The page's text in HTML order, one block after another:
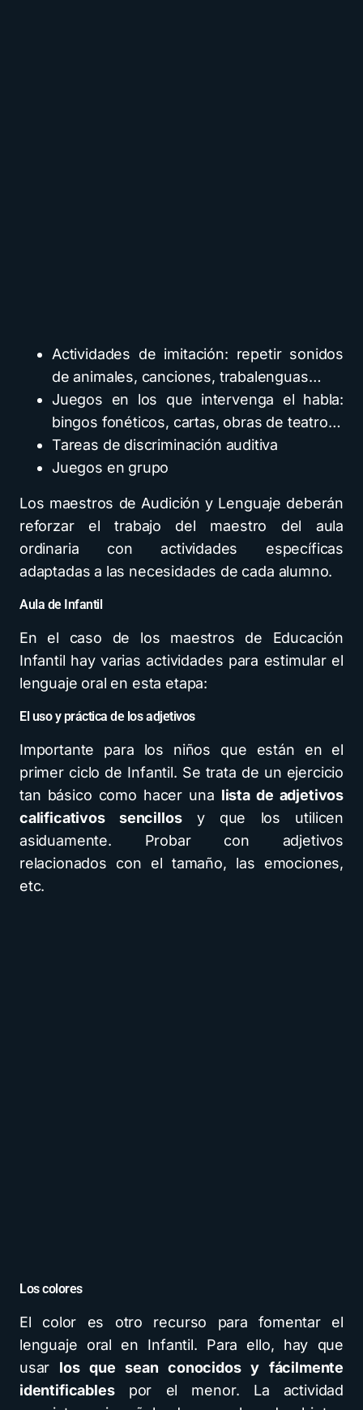
Actividades de imitación: repetir sonidos
de animales, canciones, trabalenguas…
Juegos en los que intervenga el habla:
bingos fonéticos, cartas, obras de teatro…
Tareas de discriminación auditiva
Juegos en grupo
Los maestros de Audición y Lenguaje deberán
reforzar el trabajo del maestro del aula
ordinaria con actividades específicas
adaptadas a las necesidades de cada alumno.
Aula de Infantil
En el caso de los maestros de Educación
Infantil hay varias actividades para estimular el
lenguaje oral en esta etapa:
El uso y práctica de los adjetivos
Importante para los niños que están en el
primer ciclo de Infantil. Se trata de un ejercicio
tan básico como hacer una lista de adjetivos
calificativos sencillosy que los utilicen
asiduamente. Probar con adjetivos
relacionados con el tamaño, las emociones,
etc.
Los colores
El color es otro recurso para fomentar el
lenguaje oral en Infantil. Para ello, hay que
usar los que sean conocidos y fácilmente
identificablespor el menor. La actividad